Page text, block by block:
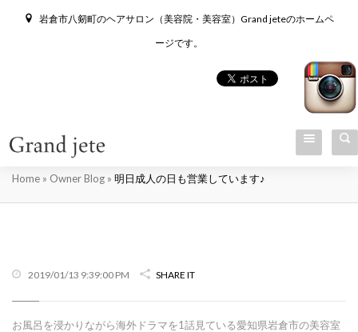
岩倉市八剱町のヘアサロン（美容院・美容室）Grand jeteのホームペ
ージです。
明日成人の日も営業しています♪
Home » Owner Blog » 明日成人の日も営業しています♪
2019/01/13 9:39:00 PM SHARE IT
お風呂を浸かりながら海外ドラマを1話見ている愛知県岩倉市の美容室